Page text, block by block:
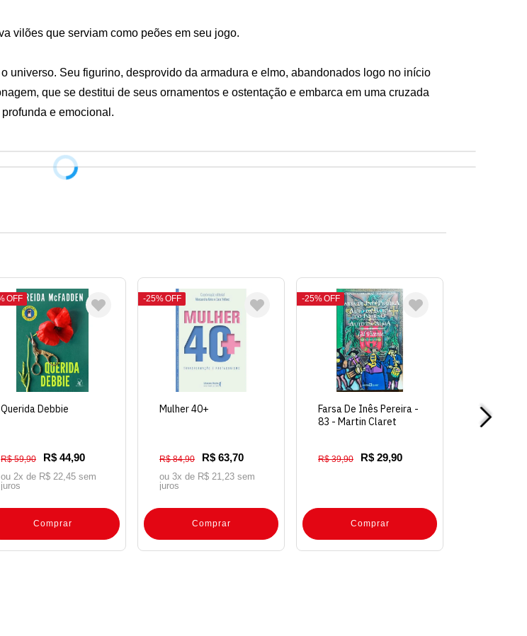
vilões que serviam como peões em seu jogo.
universo. Seu figurino, desprovido da armadura e elmo, abandonados logo no início
que se destitui de seus ornamentos e ostentação e embarca em uma cruzada
e emocional.
OFF
Querida Debbie
R$ 59,90 R$ 44,90
ou 2x de R$ 22,45 sem
juros
Comprar
25%OFF
Mulher 40+
R$ 84,90 R$ 63,70
ou 3x de R$ 21,23 sem
juros
Comprar
25%OFF
Farsa De Inês Pereira -
83 - Martin Claret
R$ 39,90 R$ 29,90
Comprar